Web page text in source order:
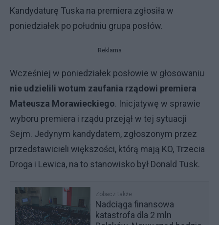
Kandydaturę Tuska na premiera zgłosiła w
poniedziałek po południu grupa posłów.
Reklama
Wcześniej w poniedziałek posłowie w głosowaniu
nie udzielili wotum zaufania rządowi premiera
Mateusza Morawieckiego. Inicjatywę w sprawie
wyboru premiera i rządu przejął w tej sytuacji
Sejm. Jedynym kandydatem, zgłoszonym przez
przedstawicieli większości, którą mają KO, Trzecia
Droga i Lewica, na to stanowisko był Donald Tusk.
Zobacz także
Nadciąga finansowa
katastrofa dla 2 mln